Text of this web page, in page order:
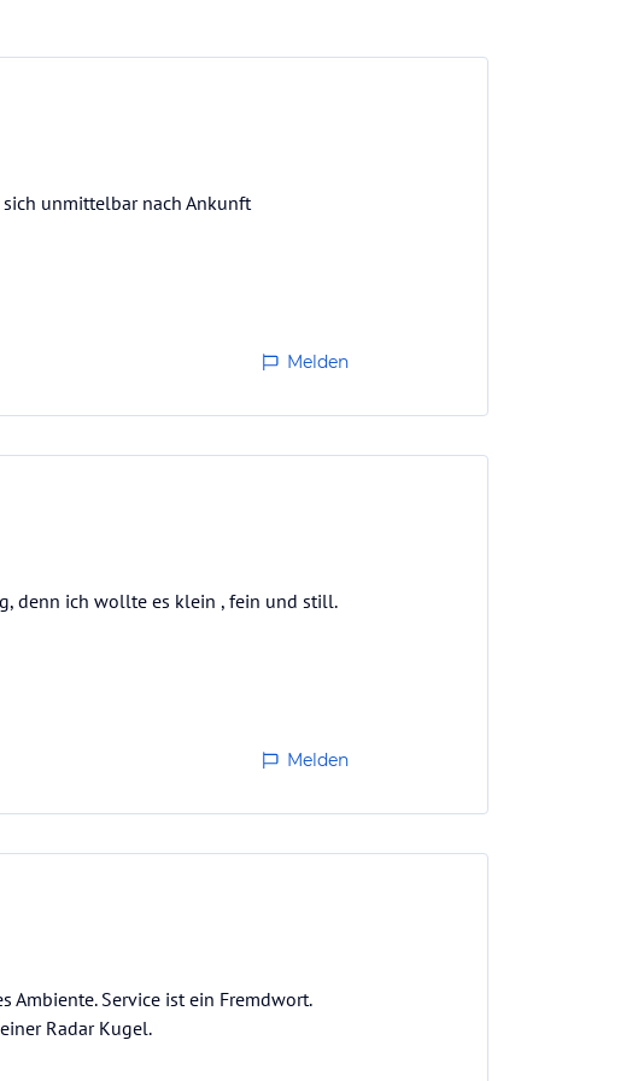
unmittelbar nach Ankunft
Melden
denn ich wollte es klein , fein und still.
Melden
Ambiente. Service ist ein Fremdwort.
Radar Kugel.